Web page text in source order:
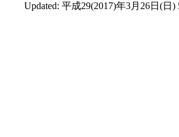
Updated: 平成29(2017)年3月26日(日)